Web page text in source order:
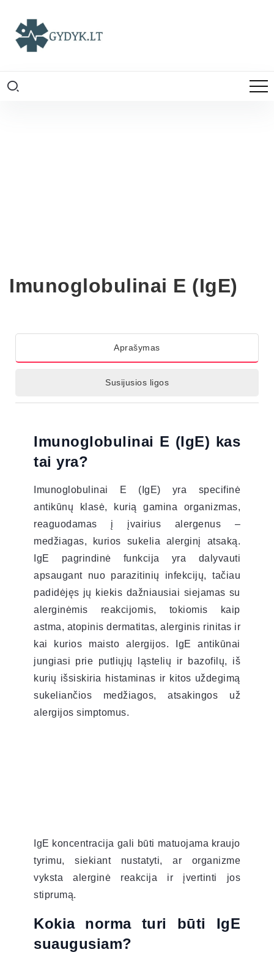
Imunoglobulinai E (IgE)
Aprašymas
Susijusios ligos
Imunoglobulinai E (IgE) kas
tai yra?
Imunoglobulinai E (IgE) yra specifinė
antikūnų klasė, kurią gamina organizmas,
reaguodamas į įvairius alergenus –
medžiagas, kurios sukelia alerginį atsaką.
IgE pagrindinė funkcija yra dalyvauti
apsaugant nuo parazitinių infekcijų, tačiau
padidėjęs jų kiekis dažniausiai siejamas su
alerginėmis reakcijomis, tokiomis kaip
astma, atopinis dermatitas, alerginis rinitas ir
kai kurios maisto alergijos. IgE antikūnai
jungiasi prie putliųjų ląstelių ir bazofilų, iš
kurių išsiskiria histaminas ir kitos uždegimą
sukeliančios medžiagos, atsakingos už
alergijos simptomus.
IgE koncentracija gali būti matuojama kraujo
tyrimu, siekiant nustatyti, ar organizme
vyksta alerginė reakcija ir įvertinti jos
stiprumą.
Kokia norma turi būti IgE
suaugusiam?